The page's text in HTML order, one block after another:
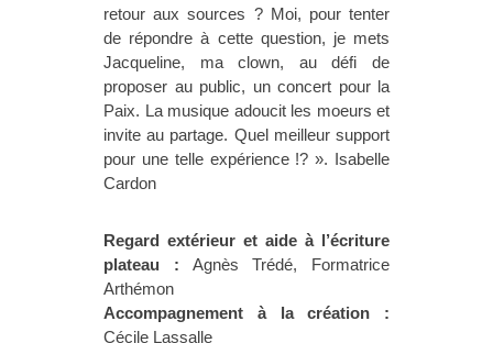
retour aux sources ? Moi, pour tenter
de répondre à cette question, je mets
Jacqueline, ma clown, au défi de
proposer au public, un concert pour la
Paix. La musique adoucit les moeurs et
invite au partage. Quel meilleur support
pour une telle expérience !? ». Isabelle
Cardon
Regard extérieur et aide à l’écriture
plateau : Agnès Trédé, Formatrice
Arthémon
Accompagnement à la création :
Cécile Lassalle